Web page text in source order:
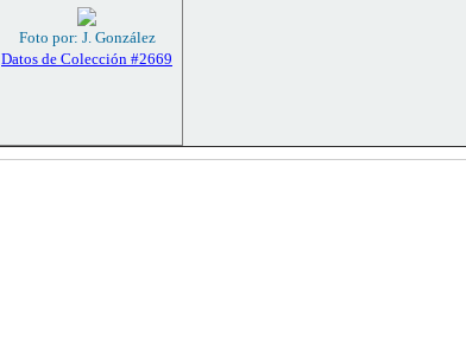
Foto por: J. González
Datos de Colección #2669